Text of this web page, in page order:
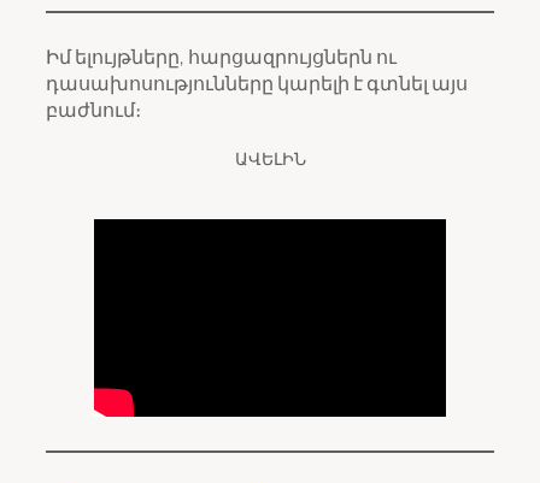
Իմ ելույթները, հարցազրույցներն ու
դասախոսությունները կարելի է գտնել այս
բաժնում։
ԱՎԵԼԻՆ